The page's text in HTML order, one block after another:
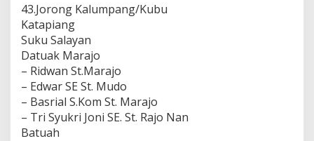
43.Jorong Kalumpang/Kubu
Katapiang
Suku Salayan
Datuak Marajo
– Ridwan St.Marajo
– Edwar SE St. Mudo
– Basrial S.Kom St. Marajo
– Tri Syukri Joni SE. St. Rajo Nan
Batuah